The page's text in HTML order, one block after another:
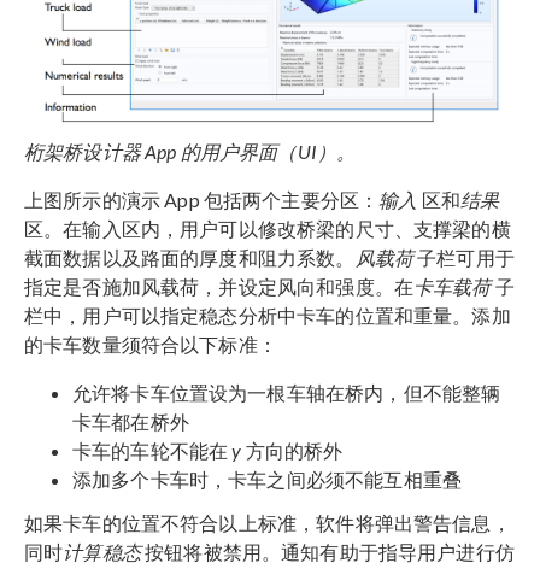
桁架桥设计器 App 的用户界面（UI）。
上图所示的演示 App 包括两个主要分区：输入 区和结果
区。在输入区内，用户可以修改桥梁的尺寸、支撑梁的横
截面数据以及路面的厚度和阻力系数。
风载荷子栏可用于
指定是否施加风载荷，并设定风向和强度。在卡车载荷子
栏中，用户可以指定稳态分析中卡车的位置和重量。添加
的卡车数量须符合以下标准：
允许将卡车位置设为一根车轴在桥内，但不能整辆
卡车都在桥外
卡车的车轮不能在y 方向的桥外
添加多个卡车时，卡车之间必须不能互相重叠
如果卡车的位置不符合以上标准，软件将弹出警告信息，
同时计算稳态按钮将被禁用。通知有助于指导用户进行仿